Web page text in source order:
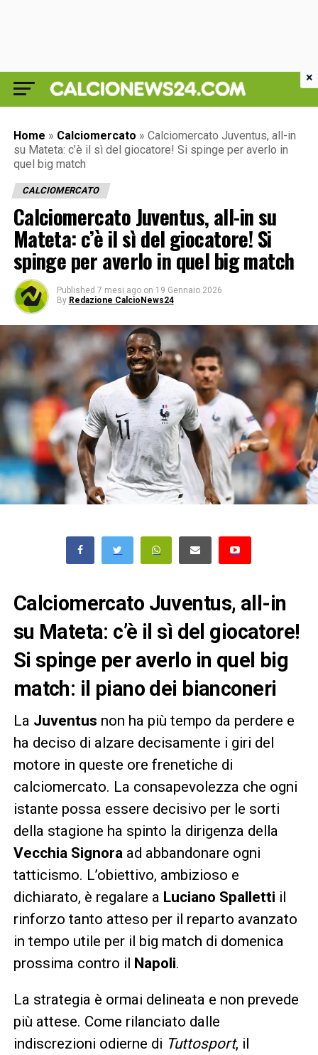
Home » Calciomercato » Calciomercato Juventus, all-in
su Mateta: c’è il sì del giocatore! Si spinge per averlo in
quel big match
CALCIOMERCATO
Calciomercato Juventus, all-in su
Mateta: c’è il sì del giocatore! Si
spinge per averlo in quel big match
Published 7 mesi ago on 19 Gennaio 2026
By Redazione CalcioNews24
Calciomercato Juventus, all-in
su Mateta: c’è il sì del giocatore!
Si spinge per averlo in quel big
match: il piano dei bianconeri
La Juventus non ha più tempo da perdere e
ha deciso di alzare decisamente i giri del
motore in queste ore frenetiche di
calciomercato. La consapevolezza che ogni
istante possa essere decisivo per le sorti
della stagione ha spinto la dirigenza della
Vecchia Signora ad abbandonare ogni
tatticismo. L’obiettivo, ambizioso e
dichiarato, è regalare a Luciano Spalletti il
rinforzo tanto atteso per il reparto avanzato
in tempo utile per il big match di domenica
prossima contro il Napoli.
La strategia è ormai delineata e non prevede
più attese. Come rilanciato dalle
indiscrezioni odierne di Tuttosport, il
×